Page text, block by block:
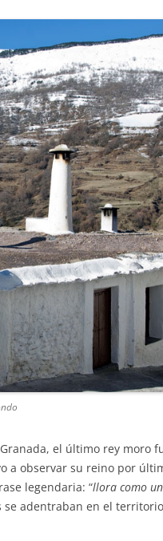
el último rey moro
a observar su reino por
legendaria: “llora como
se adentraban en el